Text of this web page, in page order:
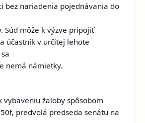
bez nariadenia pojednávania do
Súd môže k výzve pripojiť
účastník v určitej lehote
nemá námietky.
vybaveniu žaloby spôsobom
predvolá predseda senátu na